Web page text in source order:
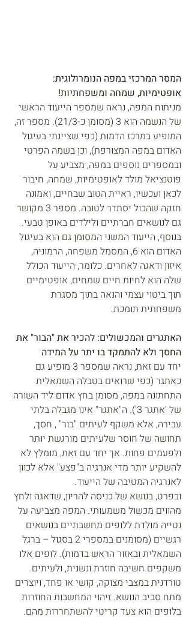
המסר המרכזי במפה הנומרולוגית:
אופטימיות, שמחה ומשפחתיות!
מניתוח המפה, נראה שמספר הייעוד הראשי
של הנשמה הוא 3 (מסומן כ-21/3). מספר זה,
המופיע במרכז הדמות (כפי שציינתי בעיגול
האדום במפה המצורפת), וכן בשמה הפרטי
ובמספרים נוספים במפה, מצביע על
פוטנציאל מולד לאופטימיות, שמחה, חיבור
לכאן ועכשיו, ראיית הטוב שבחיים, ואמונה
חזקה שהכול יסתדר לטובה. מספר 3 מקושר
גם לנושאים חברתיים ולילדים באופן טבעי.
בנוסף, הייעוד המשני המסומן גם הוא בעיגול
האדום הוא 6, המסמל משפחה, הרמוניה,
איזון ודאגה לאחרים. כלומר, הייעוד הכולל
שלה הוא לחיות חיים שמחים, אופטימיים
תוך ביטוי עצמי והנאה בתוך מסגרת
משפחתית תומכת.
האתגרים והמכשולים: להכיר את "הבור" את
החסך ולא להתמקד בו יתר על המידה
יחד עם זאת, נראה שמספר 3 מופיע גם
כאתגר (כפי שרואים בטבלה השמאלית
התחתונה במפה, מסומן בחץ אדום ליד השורה
של 'אתגר 3'). ה"אתגר" אינו מגבלה בלתי
עבירה, אלא משקף לעיתים "בור" , חסך,
תחושה של חוסר שלעיתים מורגשת יותר
ולפעמים פחות. אך יחד עם זאת, מומלץ לא
להשקיע יותר מדי אנרגיה ב"פצע" אלא לכוון
לאנרגיה המטיבה של הייעוד.
ובפרט, בנושא של כניסה להריון, שדאגה ולחץ
מהווים מכשול משמעותי. המפה מצביעה על
נטייה מולדת ללופים מחשבתיים בנושאים
רגשיים (מסומנים במספרי 2 בסגול – ברגל
השמאלית ובאזור הראש בדמות). לופים אלו
משקפים חשיבה חוזרת ונשנית, ולעיתים
טורדנית במצבי מצוקה, קושי או פחד, ויוצרים
מתח סביב הנושא. זיהוי המחשבות החוזרות
בלופים הוא צעד קריטי להשתחררות מהם.